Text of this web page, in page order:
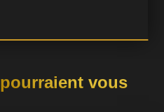
pourraient vous